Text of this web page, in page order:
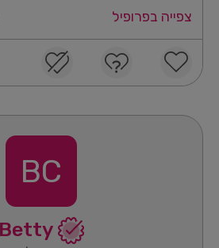
צפייה בפרופיל
BC
Betty